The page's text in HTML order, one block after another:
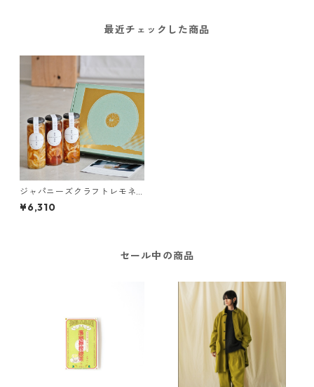
最近チェックした商品
ジャパニーズクラフトレモネ
ードギフトセット【日本らし
さを感じる3本セット】
¥6,310
セール中の商品